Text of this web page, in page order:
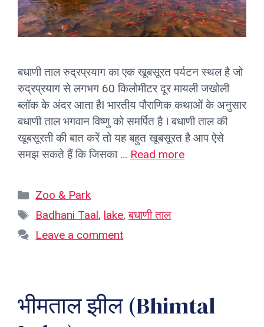
बधाणी ताल रुद्रप्रयाग का एक खूबसूरत पर्यटन स्थल है जो
रुद्रप्रयाग से लगभग 60 किलोमीटर दूर मायली जखोली
ब्लॉक के अंदर आता हैI भारतीय पौराणिक कथाओं के अनुसार
बधाणी ताल भगवान विष्णु को समर्पित है I बधाणी ताल की
खूबसूरती की बात करें तो यह बहुत खूबसूरत है आप ऐसे
समझ सकते हैं कि जिसका … Read more
Categories
Zoo & Park
Tags
Badhani Taal, lake,बधाणी ताल
Leave a comment
भीमताल झील (Bhimtal